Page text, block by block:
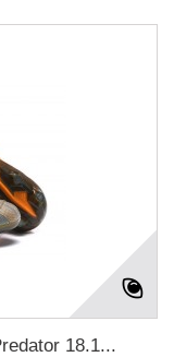
18.1...